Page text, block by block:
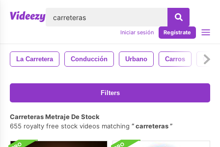
Iniciar sesión Regístrate
La Carretera Conducción Urbano Carros Cielo
Filters
Carreteras Metraje De Stock
655 royalty free stock videos matching
carreteras